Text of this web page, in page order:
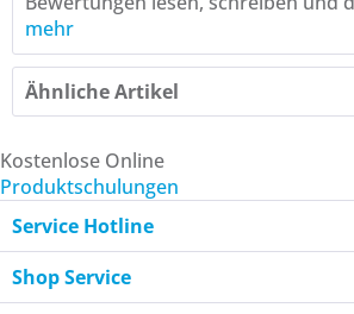
mehr
Ähnliche Artikel
Kostenlose Online
Produktschulungen
Service Hotline
Shop Service